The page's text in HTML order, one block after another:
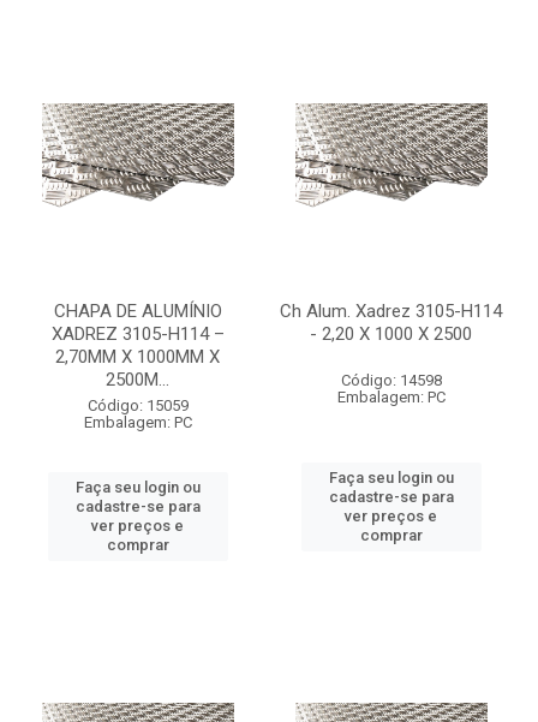
CHAPA DE ALUMÍNIO
XADREZ 3105-H114 –
2,70MM X 1000MM X
2500M...
Código: 15059
Embalagem: PC
Faça seu login ou
cadastre-se para
ver preços e
comprar
Ch Alum. Xadrez 3105-H114
- 2,20 X 1000 X 2500
Código: 14598
Embalagem: PC
Faça seu login ou
cadastre-se para
ver preços e
comprar